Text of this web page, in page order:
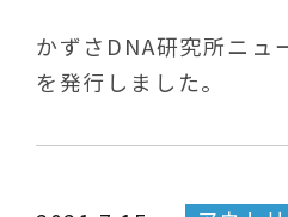
かずさDNA研究所ニュ
を発行しました。